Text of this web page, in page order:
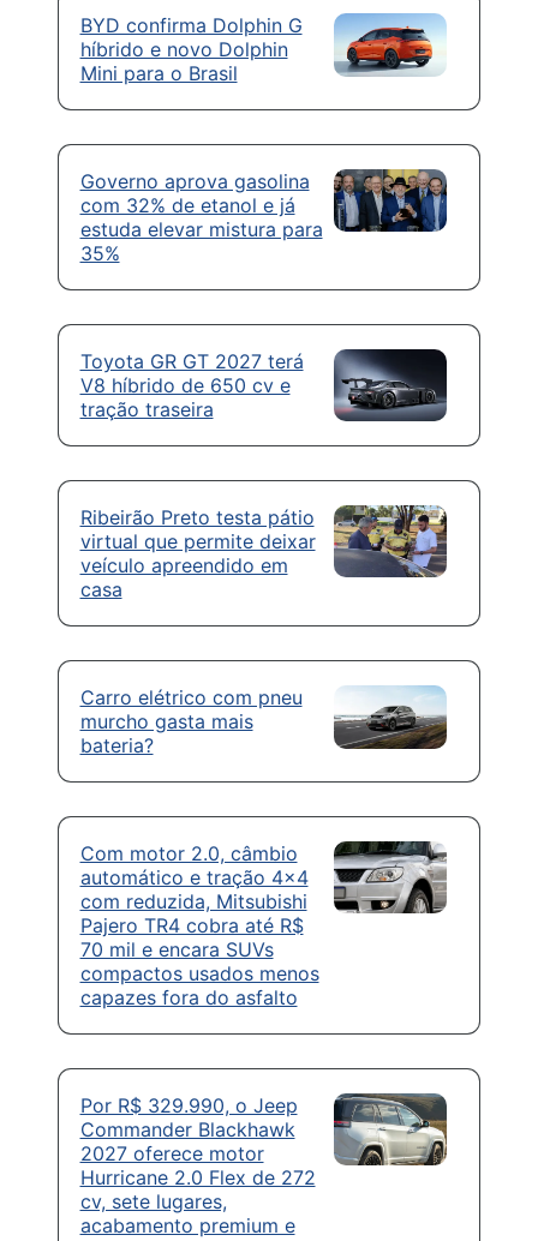
BYD confirma Dolphin G
híbrido e novo Dolphin
Mini para o Brasil
Governo aprova gasolina
com 32% de etanol e já
estuda elevar mistura para
35%
Toyota GR GT 2027 terá
V8 híbrido de 650 cv e
tração traseira
Ribeirão Preto testa pátio
virtual que permite deixar
veículo apreendido em
casa
Carro elétrico com pneu
murcho gasta mais
bateria?
Com motor 2.0, câmbio
automático e tração 4×4
com reduzida, Mitsubishi
Pajero TR4 cobra até R$
70 mil e encara SUVs
compactos usados menos
capazes fora do asfalto
Por R$ 329.990, o Jeep
Commander Blackhawk
2027 oferece motor
Hurricane 2.0 Flex de 272
cv, sete lugares,
acabamento premium e